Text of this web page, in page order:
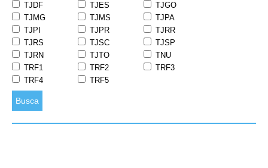
TJDF
TJES
TJGO
TJMG
TJMS
TJPA
TJPI
TJPR
TJRR
TJRS
TJSC
TJSP
TJRN
TJTO
TNU
TRF1
TRF2
TRF3
TRF4
TRF5
Busca